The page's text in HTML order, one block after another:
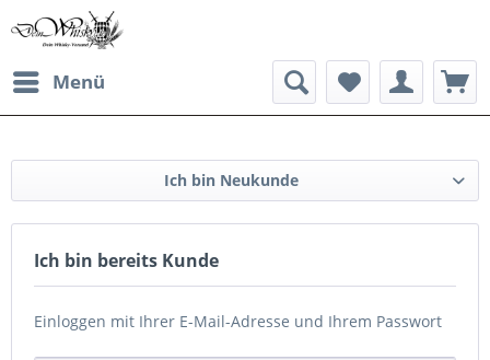
Menü
Ich bin Neukunde
Ich bin bereits Kunde
Einloggen mit Ihrer E-Mail-Adresse und Ihrem Passwort